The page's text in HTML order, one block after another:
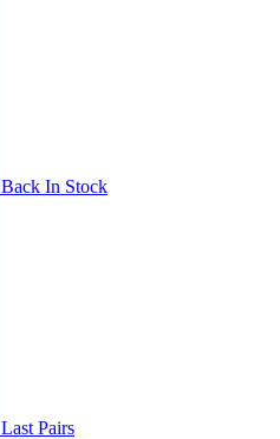
Back In Stock
Last Pairs